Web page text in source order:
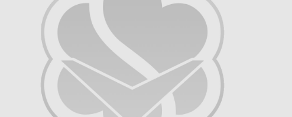
درباره سنگ زدن به
میان صفا و مروه
20 جولای 2026